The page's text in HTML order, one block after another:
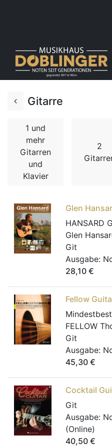
Gitarre
1 und
mehr
Gitarren
und
Klavier
2
Glen
HANSARD
Glen
Git
Ausgabe:
28,10 €
Fellow
FELLOW
Git
Ausgabe:
45,30 €
Cocktail
Git
Ausgabe:
(Online)
40,50 €